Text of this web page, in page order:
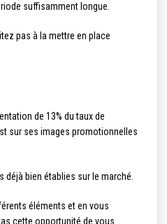
suffisamment longue.
pas à la mettre en place
de 13% du taux de
sur ses images promotionnelles
bien établies sur le marché.
éléments et en vous
cette opportunité de vous